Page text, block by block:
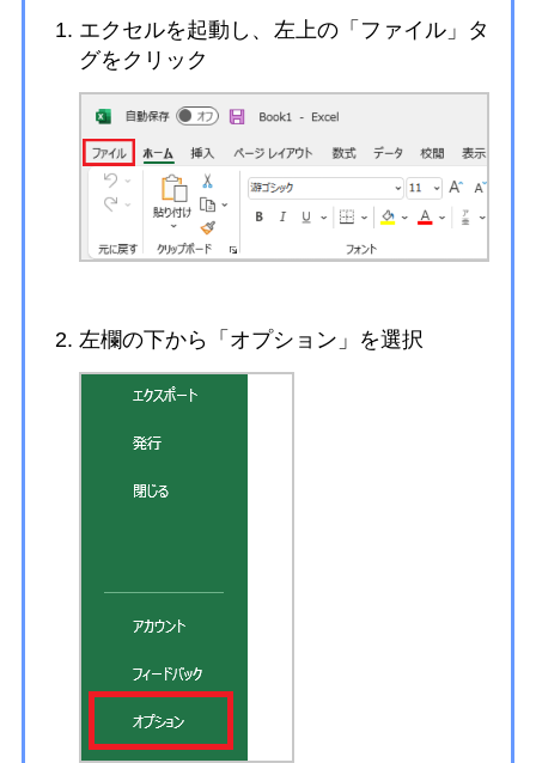
エクセルを起動し、左上の「ファイル」タ
グをクリック
左欄の下から「オプション」を選択